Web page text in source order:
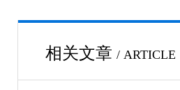
相关文章 / ARTICLE